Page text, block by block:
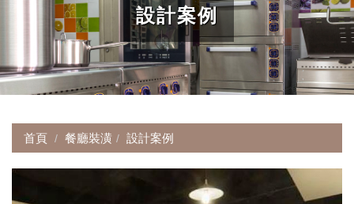
設計案例
首頁 餐廳裝潢 設計案例